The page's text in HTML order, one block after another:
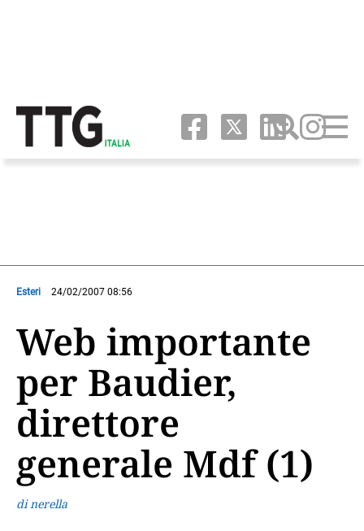
Esteri 24/02/2007 08:56
Web importante
per Baudier,
direttore
generale Mdf (1)
di nerella